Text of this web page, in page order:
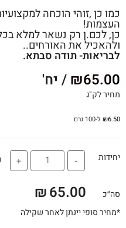
כמו כן ,זוהי הוכחה
העצמות!
כן, לכם.ן רק נשאר למלא
ולהאכיל את האורחים..
לבריאות- תודה סבתא.
₪65.00 / יח'
מחיר לק"ג
₪6.50 ל-100 גרם
יחידות -
+
סה״כ 65.00
₪
*מחיר סופי יינתן לאחר שקילה